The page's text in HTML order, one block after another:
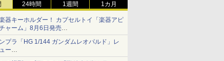
24時間 1週間 1カ月
器キーホルダー！ カプセルトイ「楽器アピ
ャーム」8月6日発売
ーバ、テナサクなど5種各3色
プラ「HG 1/144 ガンダムレオパルド」レ
ー
動新世紀ガンダムX』30周年！インナーア